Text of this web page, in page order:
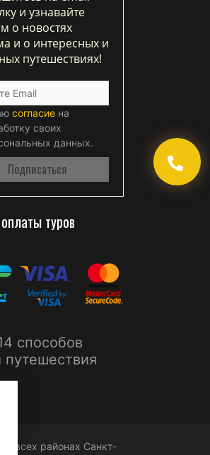
и узнавайте
о новостях
и о интересных и
путешествиях!
согласие на
своих
данных.
туров
способов
путешествия
всех районах Санкт-